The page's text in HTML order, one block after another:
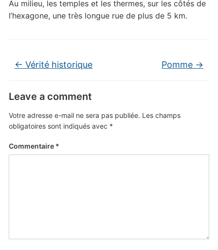
Au milieu, les temples et les thermes, sur les côtés de
l’hexagone, une très longue rue de plus de 5 km.
← Vérité historique Pomme →
Leave a comment
Votre adresse e-mail ne sera pas publiée. Les champs
obligatoires sont indiqués avec *
Commentaire *